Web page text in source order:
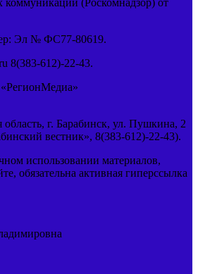
коммуникаций (Роскомнадзор) от
Эл № ФС77-80619.
8(383-612)-22-43.
г. Барабинск, ул. Пушкина, 2
вестник», 8(383-612)-22-43).
использовании материалов,
обязательна активная гиперссылка